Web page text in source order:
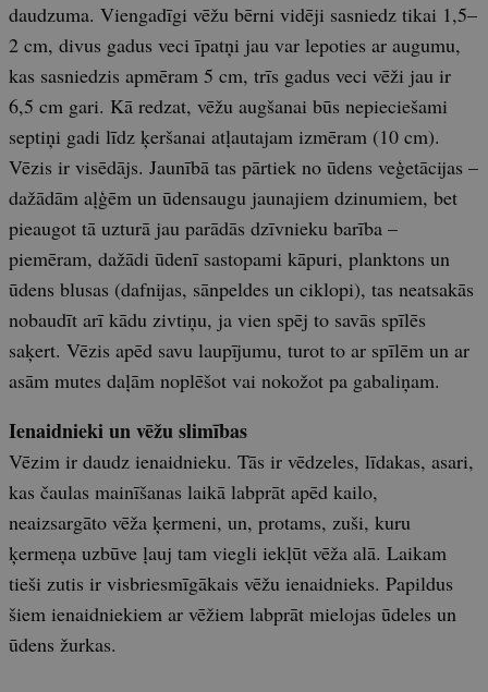
daudzuma. Viengadīgi vēžu bērni vidēji sasniedz tikai 1,5–
2 cm, divus gadus veci īpatņi jau var lepoties ar augumu,
kas sasniedzis apmēram 5 cm, trīs gadus veci vēži jau ir
6,5 cm gari. Kā redzat, vēžu augšanai būs nepieciešami
septiņi gadi līdz ķeršanai atļautajam izmēram (10 cm).
Vēzis ir visēdājs. Jaunībā tas pārtiek no ūdens veģetācijas –
dažādām aļģēm un ūdensaugu jaunajiem dzinumiem, bet
pieaugot tā uzturā jau parādās dzīvnieku barība –
piemēram, dažādi ūdenī sastopami kāpuri, planktons un
ūdens blusas (dafnijas, sānpeldes un ciklopi), tas neatsakās
nobaudīt arī kādu zivtiņu, ja vien spēj to savās spīlēs
saķert. Vēzis apēd savu laupījumu, turot to ar spīlēm un ar
asām mutes daļām noplēšot vai nokožot pa gabaliņam.
Ienaidnieki un vēžu slimības
Vēzim ir daudz ienaidnieku. Tās ir vēdzeles, līdakas, asari,
kas čaulas mainīšanas laikā labprāt apēd kailo,
neaizsargāto vēža ķermeni, un, protams, zuši, kuru
ķermeņa uzbūve ļauj tam viegli iekļūt vēža alā. Laikam
tieši zutis ir visbriesmīgākais vēžu ienaidnieks. Papildus
šiem ienaidniekiem ar vēžiem labprāt mielojas ūdeles un
ūdens žurkas.